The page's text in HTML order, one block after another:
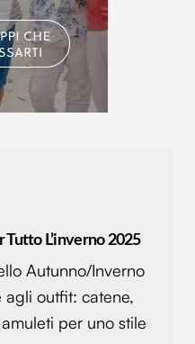
Tutto L’inverno 2025
Autunno/Inverno
outfit: catene,
per uno stile